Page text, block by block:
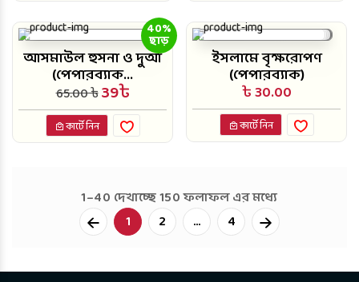
40%
ছাড়
আসমাউল হুসনা ও দুআ
(পেপারব্যাক...
65.00 ৳39৳
কার্টে নিন
ইসলামে বৃক্ষরোপণ
(পেপারব্যাক)
৳ 30.00
কার্টে নিন
1–40 দেখাচ্ছে 150 ফলাফল এর মধ্যে
1
2 ... 4 Next